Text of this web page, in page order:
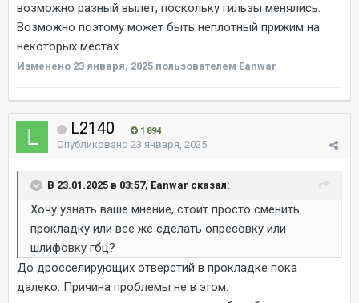
возможно разный вылет, поскольку гильзы менялись.
Возможно поэтому может быть неплотный прижим на
некоторых местах.
Изменено 23 января, 2025 пользователем Eanwar
L2140 1 894
Опубликовано 23 января, 2025
В 23.01.2025 в 03:57, Eanwar сказал:
Хочу узнать ваше мнение, стоит просто сменить
прокладку или все же сделать опресовку или
шлифовку гбц?
До дросселирующих отверстий в прокладке пока
далеко. Причина проблемы не в этом.